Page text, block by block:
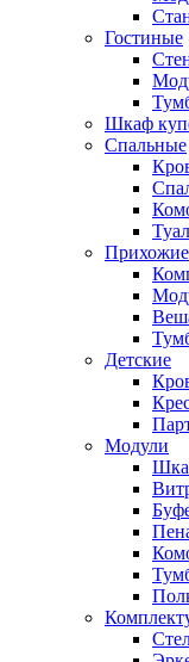
Гостиные
Шкаф
Спальные
Прихожие
Детские
Модули